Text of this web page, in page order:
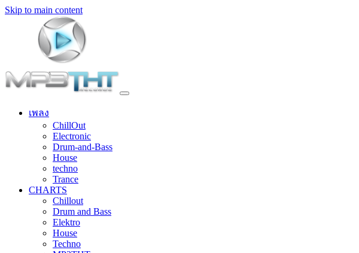
Skip to main content
เพลง
ChillOut
Electronic
Drum-and-Bass
House
techno
Trance
CHARTS
Chillout
Drum and Bass
Elektro
House
Techno